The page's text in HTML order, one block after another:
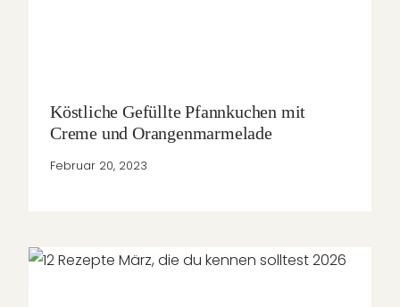
Köstliche Gefüllte Pfannkuchen mit
Creme und Orangenmarmelade
Februar 20, 2023